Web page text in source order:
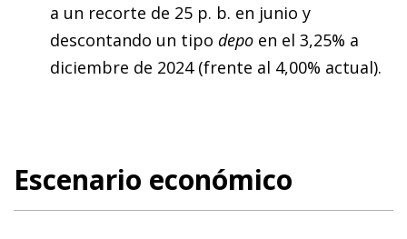
a un recorte de 25 p. b. en junio y
descontando un tipo depo en el 3,25% a
diciembre de 2024 (frente al 4,00% actual).
Escenario económico